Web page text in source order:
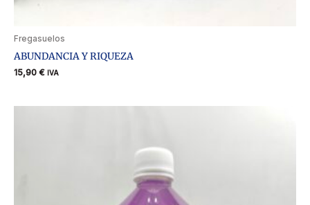
Fregasuelos
ABUNDANCIA Y RIQUEZA
15,90 € IVA